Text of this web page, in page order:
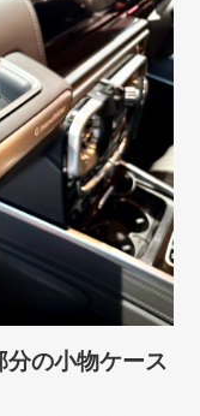
分の小物ケース